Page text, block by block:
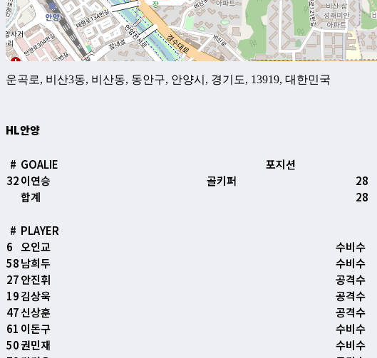
운곡로, 비산3동, 비산동, 동안구, 안양시, 경기도, 13919, 대한민국
HL안양
# GOALIE 포지션
32이연승 골키퍼 28
합계
28
# PLAYER
6 오인교 수비수
58남희두 수비수
27안진휘 공격수
19김상욱 공격수
47신상훈 공격수
61 이돈구 수비수
50권민재 수비수